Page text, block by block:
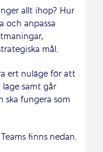
allt ihop? Hur
och anpassa
mål.
ert nuläge för att
samt går
ska fungera som
finns nedan.